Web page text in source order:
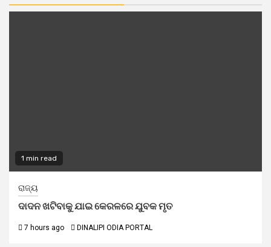
1 min read
ରାଜ୍ୟ
ଦାଦନ ଖଟିବାକୁ ଯାଇ କେରଳରେ ଯୁବକ ମୃତ
7 hours ago DINALIPI ODIA PORTAL